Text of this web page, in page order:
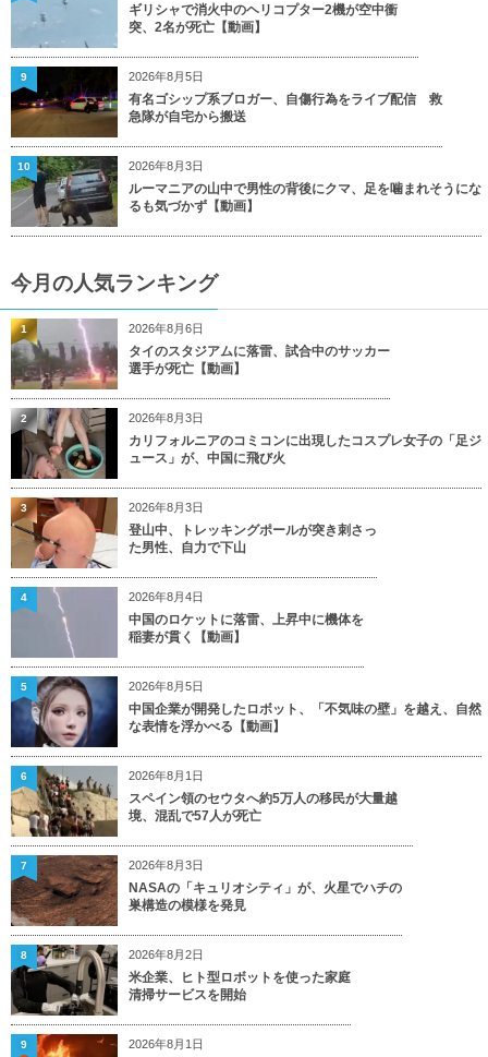
ギリシャで消火中のヘリコプター2機が空中衝
突、2名が死亡【動画】
2026年8月5日
有名ゴシップ系ブロガー、自傷行為をライブ配信 救
急隊が自宅から搬送
9
2026年8月3日
ルーマニアの山中で男性の背後にクマ、足を噛まれそうにな
るも気づかず【動画】
10
今月の人気ランキング
2026年8月6日
タイのスタジアムに落雷、試合中のサッカー
選手が死亡【動画】
1
2026年8月3日
カリフォルニアのコミコンに出現したコスプレ女子の「足ジ
ュース」が、中国に飛び火
2
2026年8月3日
登山中、トレッキングポールが突き刺さっ
た男性、自力で下山
3
2026年8月4日
中国のロケットに落雷、上昇中に機体を
稲妻が貫く【動画】
4
2026年8月5日
中国企業が開発したロボット、「不気味の壁」を越え、自然
な表情を浮かべる【動画】
5
2026年8月1日
スペイン領のセウタへ約5万人の移民が大量越
境、混乱で57人が死亡
6
2026年8月3日
NASAの「キュリオシティ」が、火星でハチの
巣構造の模様を発見
7
2026年8月2日
米企業、ヒト型ロボットを使った家庭
清掃サービスを開始
8
2026年8月1日
9